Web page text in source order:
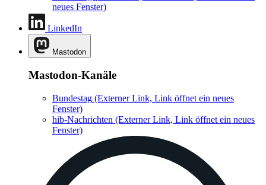
neues Fenster)
LinkedIn
Mastodon
Mastodon-Kanäle
Bundestag (Externer Link, Link öffnet ein neues
Fenster)
hib-Nachrichten (Externer Link, Link öffnet ein neues
Fenster)